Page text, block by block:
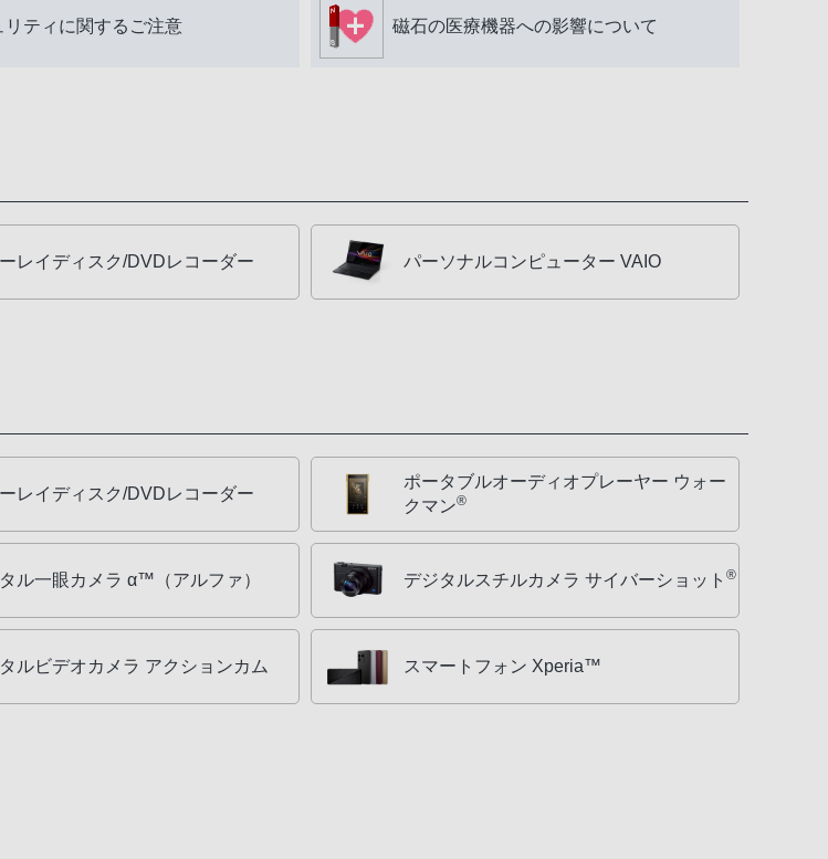
リティに関するご注意 磁石の医療機器への影響について
レイディスク/DVDレコーダー パーソナルコンピューター VAIO
レイディスク/DVDレコーダー
ポータブルオーディオプレーヤー ウォー
クマン®
ル一眼カメラ α™（アルファ） デジタルスチルカメラ サイバーショット ®
ルビデオカメラ アクションカム スマートフォン Xperia™